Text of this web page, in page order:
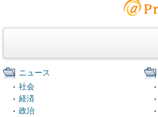
ニュース
社会
経済
政治